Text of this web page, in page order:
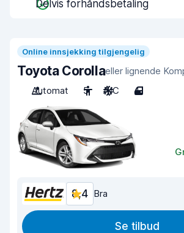
Delvis forhåndsbetaling
Online innsjekking tilgjengelig
Toyota Corollaeller lignende
Automat
5 A/C 4
8,4 Bra
Se tilbud